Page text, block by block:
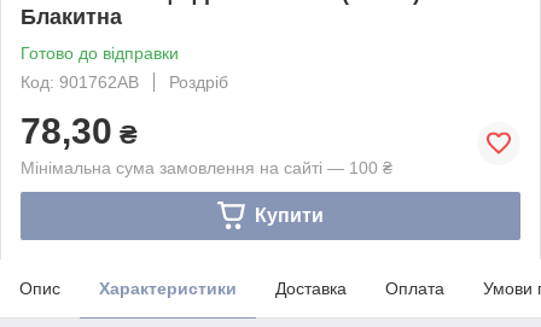
Блакитна
Готово до відправки
Код: 901762АВ
Роздріб
78,30 ₴
Мінімальна сума замовлення на сайті — 100 ₴
Купити
Опис Характеристики Доставка Оплата Умови